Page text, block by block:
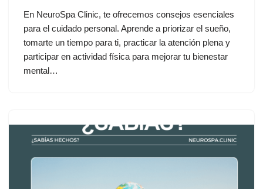
En NeuroSpa Clinic, te ofrecemos consejos esenciales
para el cuidado personal. Aprende a priorizar el sueño,
tomarte un tiempo para ti, practicar la atención plena y
participar en actividad física para mejorar tu bienestar
mental…